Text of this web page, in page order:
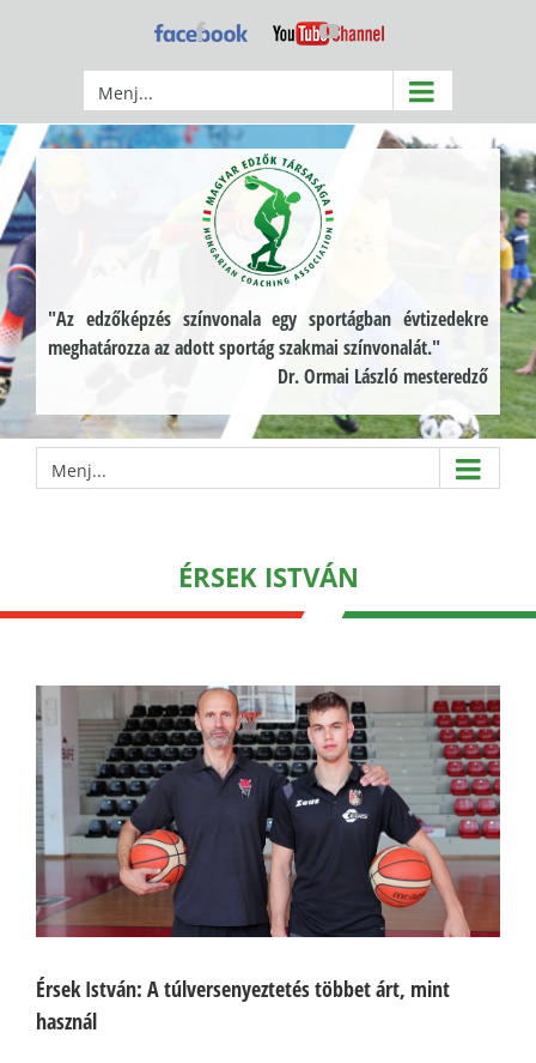
Facebook YouTube
Menj...
"Az edzőképzés színvonala egy sportágban évtizedekre
meghatározza az adott sportág szakmai színvonalát."
Dr. Ormai László mesteredző
Menj...
ÉRSEK ISTVÁN
Érsek István: A túlversenyeztetés többet árt, mint
használ